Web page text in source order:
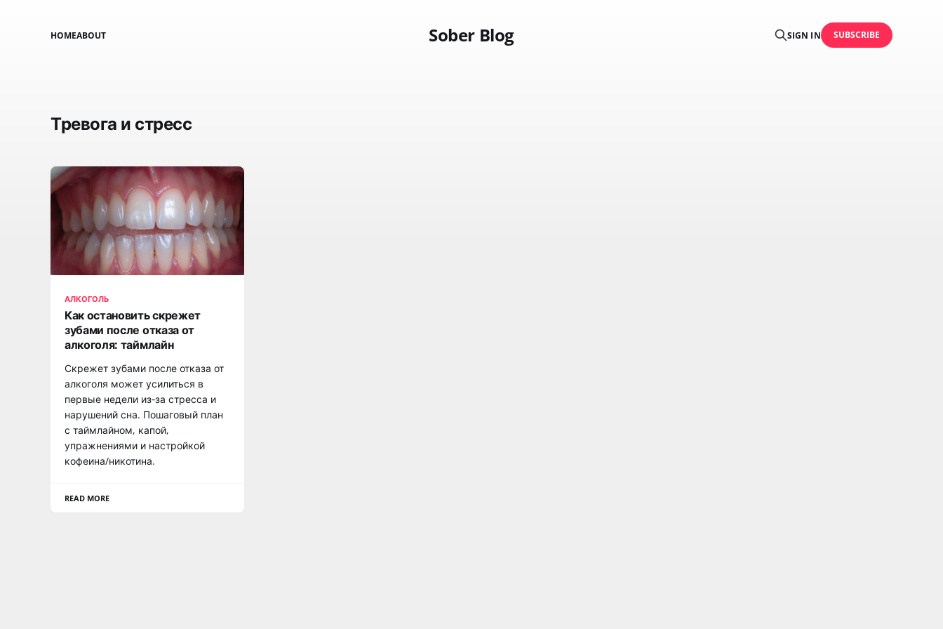
Sober Blog
HOMEABOUT SIGN IN SUBSCRIBE
Тревога и стресс
АЛКОГОЛЬ
Как остановить скрежет
зубами после отказа от
алкоголя: таймлайн
Скрежет зубами после отказа от
алкоголя может усилиться в
первые недели из‑за стресса и
нарушений сна. Пошаговый план
с таймлайном, капой,
упражнениями и настройкой
кофеина/никотина.
READ MORE